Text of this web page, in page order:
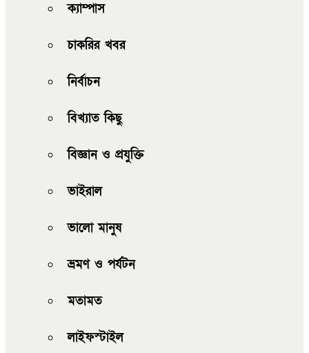
ক্যাম্পাস
চাকরির খবর
নির্বাচন
বিখ্যাত কিছু
বিজ্ঞান ও প্রযুক্তি
ভাইরাল
ভালো মানুষ
ভ্রমণ ও পর্যটন
মতামত
লাইফস্টাইল